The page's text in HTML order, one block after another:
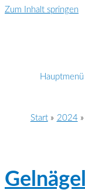
Zum Inhalt springen
Hauptmenü
Start 2024